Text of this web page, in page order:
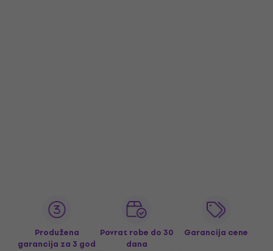
Produžena
garancija za 3 god
Povrat robe do 30
dana
Garancija cene